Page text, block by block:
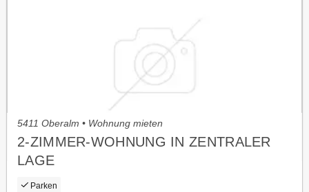
5411 Oberalm • Wohnung mieten
2-ZIMMER-WOHNUNG IN ZENTRALER
LAGE
Parken